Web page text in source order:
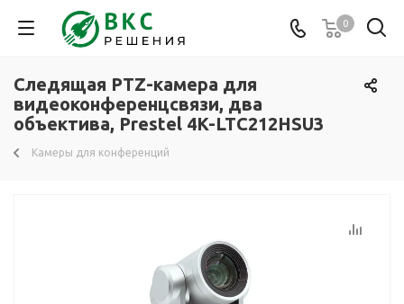
0
Следящая PTZ-камера для
видеоконференцсвязи, два
объектива, Prestel 4K-LTC212HSU3
Камеры для конференций